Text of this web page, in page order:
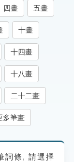
四畫 五畫
十畫
十四畫
十八畫
二十二畫
多筆畫
詞條, 請選擇